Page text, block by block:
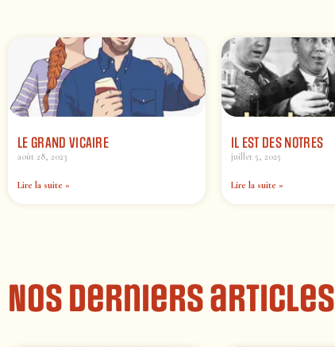
LE GRAND VICAIRE
août 28, 2023
Lire la suite »
IL EST DES NOTRES
juillet 5, 2025
Lire la suite »
Nos derniers articles